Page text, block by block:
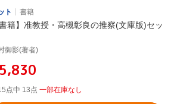
ト 書籍
書籍】准教授・高槻彰良の推察(文庫版)セッ
御影(著者)
¥5,830
点中 13点 一部在庫なし